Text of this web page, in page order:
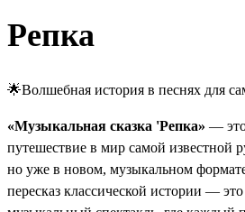
Репка
🌟Волшебная история в песнях для
«Музыкальная сказка 'Репка» —
путешествие в мир самой известной
но уже в новом, музыкальном
пересказ классической истории —